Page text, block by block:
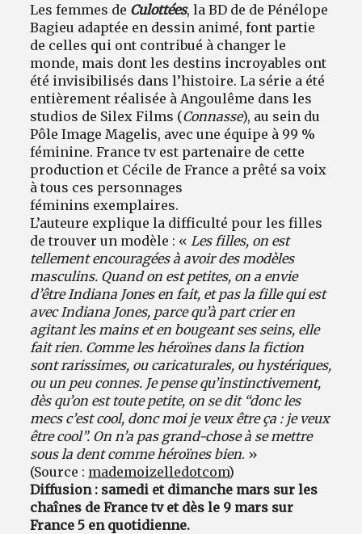
Les femmes de Culottées, la BD de de Pénélope
Bagieu adaptée en dessin animé, font partie
de celles qui ont contribué à changer le
monde, mais dont les destins incroyables ont
été invisibilisés dans l’histoire. La série a été
entièrement réalisée à Angoulême dans les
studios de Silex Films (Connasse), au sein du
Pôle Image Magelis, avec une équipe à 99 %
féminine. France tv est partenaire de cette
production et Cécile de France a prêté sa voix
à tous ces personnages
féminins exemplaires.
L’auteure explique la difficulté pour les filles
de trouver un modèle : « Les filles, on est
tellement encouragées à avoir des modèles
masculins. Quand on est petites, on a envie
d’être Indiana Jones en fait, et pas la fille qui est
avec Indiana Jones, parce qu’à part crier en
agitant les mains et en bougeant ses seins, elle
fait rien. Comme les héroïnes dans la fiction
sont rarissimes, ou caricaturales, ou hystériques,
ou un peu connes. Je pense qu’instinctivement,
dès qu’on est toute petite, on se dit “donc les
mecs c’est cool, donc moi je veux être ça : je veux
être cool”. On n’a pas grand-chose à se mettre
sous la dent comme héroïnes bien. »
(Source : mademoizelledotcom)
Diffusion : samedi et dimanche mars sur les
chaînes de France tv et dès le 9 mars sur
France 5 en quotidienne.